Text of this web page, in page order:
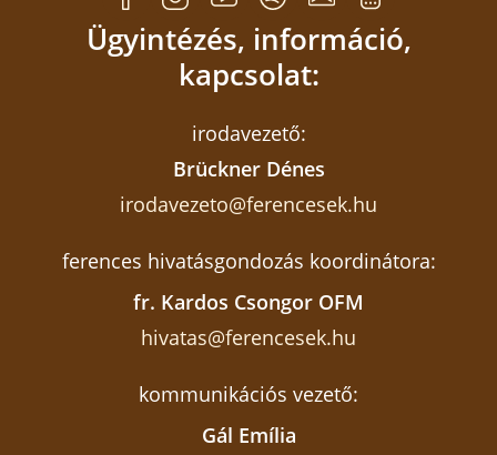
Ügyintézés, információ,
kapcsolat:
irodavezető:
Brückner Dénes
irodavezeto@ferencesek.hu
ferences hivatásgondozás koordinátora:
fr. Kardos Csongor OFM
hivatas@ferencesek.hu
kommunikációs vezető:
Gál Emília